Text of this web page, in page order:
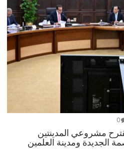
0
مشروعي المدينتين
الجديدة ومدينة العلمين